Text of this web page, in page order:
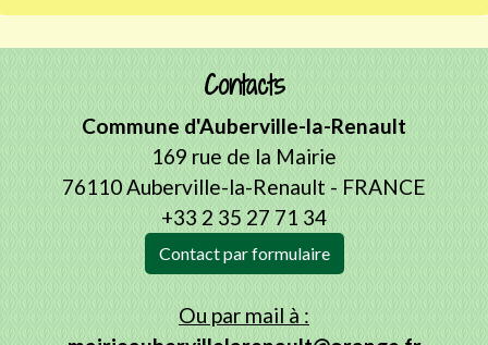
Contacts
Commune d'Auberville-la-Renault
169 rue de la Mairie
76110 Auberville-la-Renault - FRANCE
+33 2 35 27 71 34
Contact par formulaire
Ou par mail à :